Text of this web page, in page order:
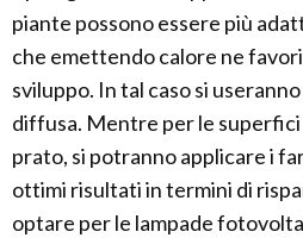
piante possono essere più
che emettendo calore ne
sviluppo. In tal caso si
diffusa. Mentre per le superfici
prato, si potranno applicare i
ottimi risultati in termini di
optare per le lampade